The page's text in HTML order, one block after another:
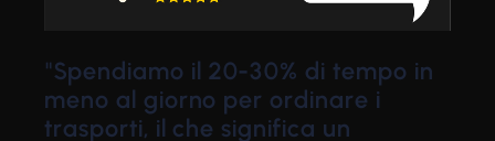
"Spendiamo il 20-30% di tempo in
meno al giorno per ordinare i
trasporti, il che significa un